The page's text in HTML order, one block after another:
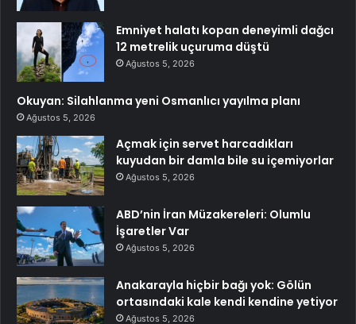
Emniyet halatı kopan deneyimli dağcı
12 metrelik uçuruma düştü
Ağustos 5, 2026
Okuyan: Silahlanma yeni Osmanlıcı yayılma planı
Ağustos 5, 2026
Açmak için servet harcadıkları
kuyudan bir damla bile su içemiyorlar
Ağustos 5, 2026
ABD’nin İran Müzakereleri: Olumlu
İşaretler Var
Ağustos 5, 2026
Anakarayla hiçbir bağı yok: Gölün
ortasındaki kale kendi kendine yetiyor
Ağustos 5, 2026